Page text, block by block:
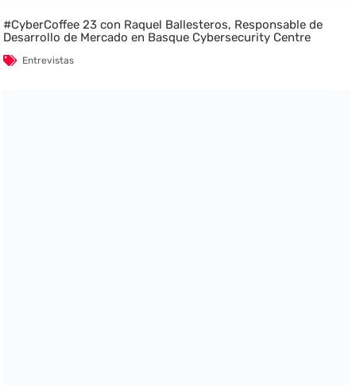
#CyberCoffee 23 con Raquel Ballesteros, Responsable de
Desarrollo de Mercado en Basque Cybersecurity Centre
Entrevistas